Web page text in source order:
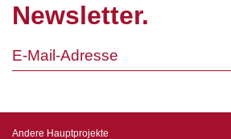
Newsletter.
Andere Hauptprojekte